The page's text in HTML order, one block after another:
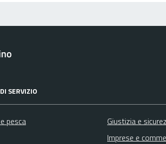
SERVIZIO
pesca
Giustizia e
Imprese e